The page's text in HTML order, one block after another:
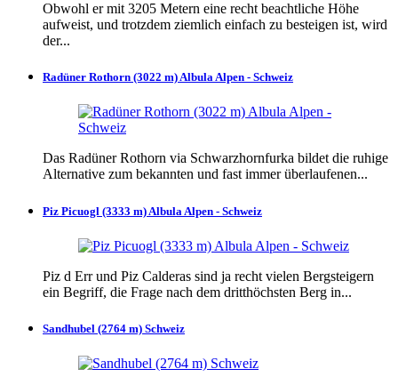
Obwohl er mit 3205 Metern eine recht beachtliche Höhe
aufweist, und trotzdem ziemlich einfach zu besteigen ist, wird
der...
Radüner Rothorn (3022 m) Albula Alpen - Schweiz
Das Radüner Rothorn via Schwarzhornfurka bildet die ruhige
Alternative zum bekannten und fast immer überlaufenen...
Piz Picuogl (3333 m) Albula Alpen - Schweiz
Piz d Err und Piz Calderas sind ja recht vielen Bergsteigern
ein Begriff, die Frage nach dem dritthöchsten Berg in...
Sandhubel (2764 m) Schweiz